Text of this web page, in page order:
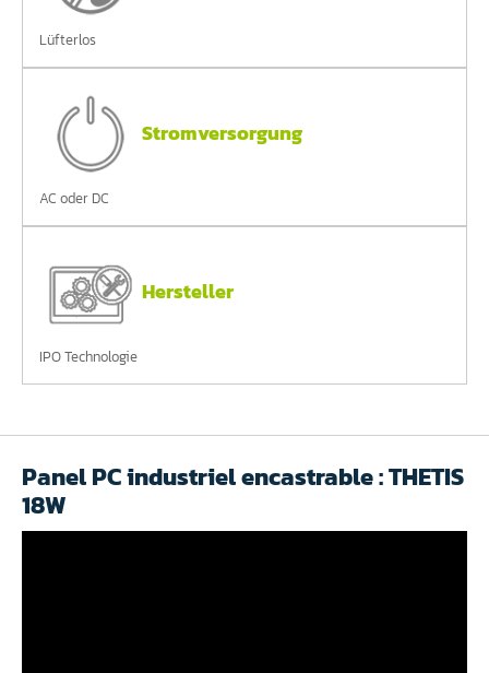
Lüfterlos
Stromversorgung
AC oder DC
Hersteller
IPO Technologie
Panel PC industriel encastrable : THETIS
18W